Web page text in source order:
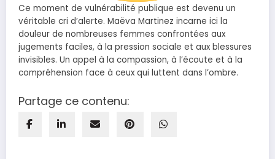
Ce moment de vulnérabilité publique est devenu un
véritable cri d’alerte. Maëva Martinez incarne ici la
douleur de nombreuses femmes confrontées aux
jugements faciles, à la pression sociale et aux blessures
invisibles. Un appel à la compassion, à l’écoute et à la
compréhension face à ceux qui luttent dans l’ombre.
Partage ce contenu: